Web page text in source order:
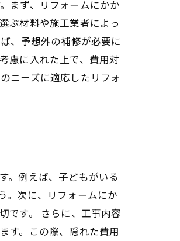
まず、リフォームにかか
ぶ材料や施工業者によっ
、予想外の補修が必要に
慮に入れた上で、費用対
ニーズに適応したリフォ
。例えば、子どもがいる
。次に、リフォームにか
です。 さらに、工事内容
す。この際、隠れた費用